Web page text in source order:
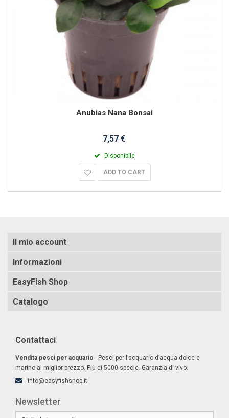
Anubias Nana Bonsai
7,57 €
Disponibile
ADD TO CART
Il mio account
Informazioni
EasyFish Shop
Catalogo
Contattaci
Vendita pesci per acquario - Pesci per l’acquario d’acqua dolce e
marino al miglior prezzo. Più di 5000 specie. Garanzia di vivo.
info@easyfishshop.it
Newsletter